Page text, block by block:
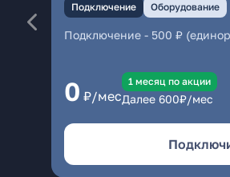
Подключение Оборудование
Подключение - 500 ₽
0 ₽/мес
1 месяц по акции
Далее 600₽/мес